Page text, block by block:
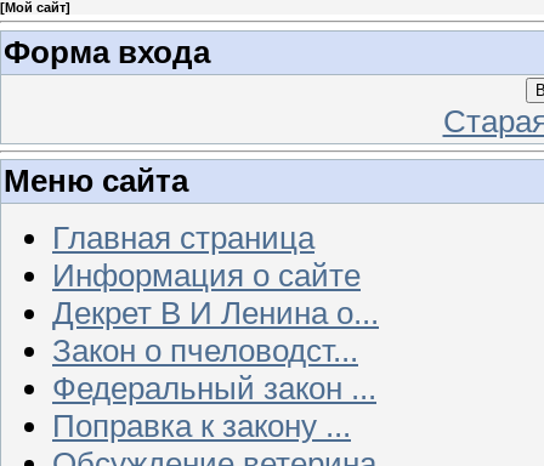
[Мой сайт]
Форма входа
Меню сайта
Главная страница
Информация о сайте
Декрет В И Ленина о...
Закон о пчеловодст...
Федеральный закон ...
Поправка к закону ...